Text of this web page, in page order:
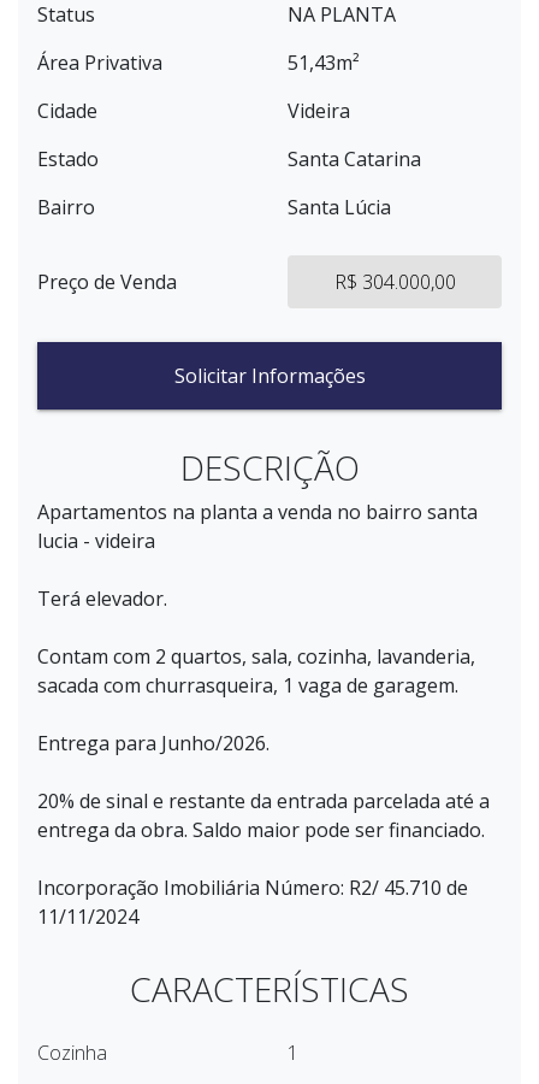
Status
NA PLANTA
Área Privativa
51,43m²
Cidade
Videira
Estado
Santa Catarina
Bairro
Santa Lúcia
Preço de Venda R$ 304.000,00
Solicitar Informações
DESCRIÇÃO
Apartamentos na planta a venda no bairro santa
lucia - videira
Terá elevador.
Contam com 2 quartos, sala, cozinha, lavanderia,
sacada com churrasqueira, 1 vaga de garagem.
Entrega para Junho/2026.
20% de sinal e restante da entrada parcelada até a
entrega da obra. Saldo maior pode ser financiado.
Incorporação Imobiliária Número: R2/ 45.710 de
11/11/2024
CARACTERÍSTICAS
Cozinha
1